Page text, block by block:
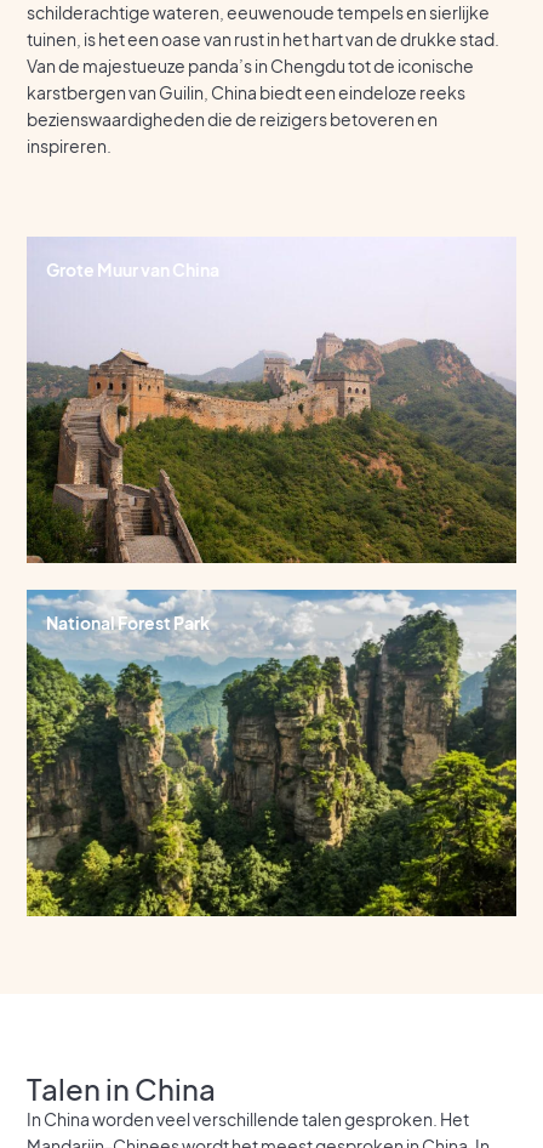
schilderachtige wateren, eeuwenoude tempels en sierlijke
tuinen, is het een oase van rust in het hart van de drukke stad.
Van de majestueuze panda’s in Chengdu tot de iconische
karstbergen van Guilin, China biedt een eindeloze reeks
bezienswaardigheden die de reizigers betoveren en
inspireren.
Grote Muur van China
National Forest Park
Talen in China
In China worden veel verschillende talen gesproken. Het